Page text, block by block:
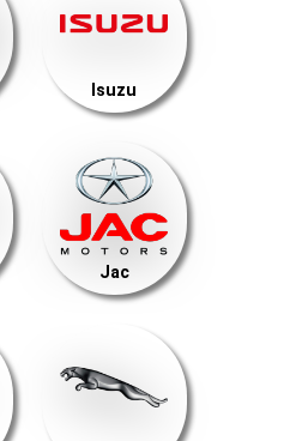
Isuzu
Jac